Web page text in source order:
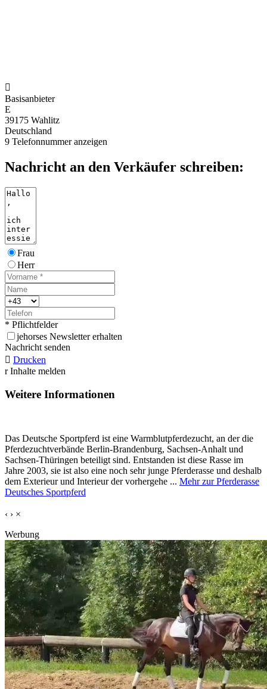

Basisanbieter
E
39175 Wahlitz
Deutschland
9 Telefonnummer anzeigen
Nachricht an den Verkäufer schreiben:
Frau
Herr
* Pflichtfelder
jehorses Newsletter erhalten
Nachricht senden
 Drucken
r Inhalte melden
Weitere Informationen
Das Deutsche Sportpferd ist eine Warmblutpferdezucht, an der die
Pferdezuchtverbände Berlin-Brandenburg, Sachsen-Anhalt und
Sachsen-Thüringen beteiligt sind. Entstanden ist diese Rasse im
Jahre 2003, sie ist also eine noch sehr junge Pferderasse und deshalb
dem Exterieur und Interieur der vorhergehe ... Mehr zur Pferderasse
Deutsches Sportpferd
‹ › ×
Werbung